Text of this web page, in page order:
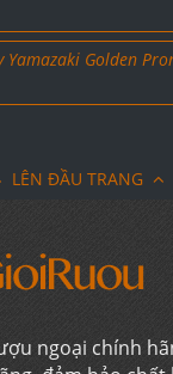
Yamazaki Golden
LÊN ĐẦU TRANG
ngoại chính